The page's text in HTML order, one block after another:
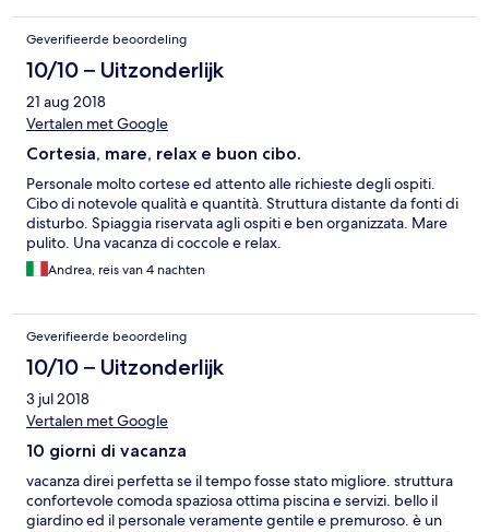
exceptionally friendly and helpful. Our room did have a couple
of issues, ( drain smell from bathroom and french door fault )
and the TV only has one English channel that we could find.
Geverifieerde beoordeling
10/10 – Uitzonderlijk
21 aug 2018
Vertalen met Google
Cortesia, mare, relax e buon cibo.
Personale molto cortese ed attento alle richieste degli ospiti.
Cibo di notevole qualità e quantità. Struttura distante da fonti di
disturbo. Spiaggia riservata agli ospiti e ben organizzata. Mare
pulito. Una vacanza di coccole e relax.
Andrea, reis van 4 nachten
Geverifieerde beoordeling
10/10 – Uitzonderlijk
3 jul 2018
Vertalen met Google
10 giorni di vacanza
vacanza direi perfetta se il tempo fosse stato migliore. struttura
confortevole comoda spaziosa ottima piscina e servizi. bello il
giardino ed il personale veramente gentile e premuroso. è un